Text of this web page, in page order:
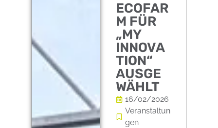
ECOFAR
M FÜR
„MY
INNOVA
TION“
AUSGE
WÄHLT
16/02/2026
Veranstaltun
gen